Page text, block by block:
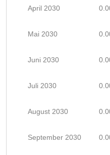
April 2030
Mai 2030
Juni 2030
Juli 2030
August 2030
September 2030